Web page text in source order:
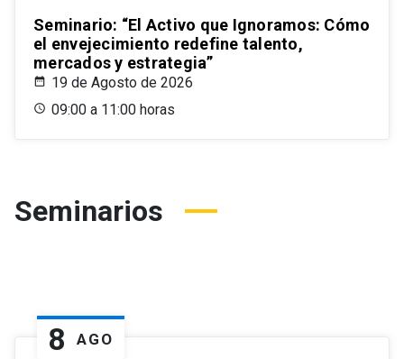
Seminario: “El Activo que Ignoramos: Cómo
el envejecimiento redefine talento,
mercados y estrategia”
19 de Agosto de 2026
09:00 a 11:00 horas
Seminarios
8 AGO